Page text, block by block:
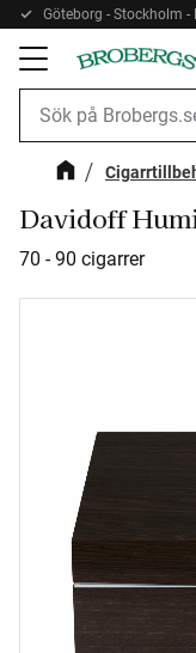
Meny
Göteborg - Stockholm -
Davidoff
70 - 90 cigarrer